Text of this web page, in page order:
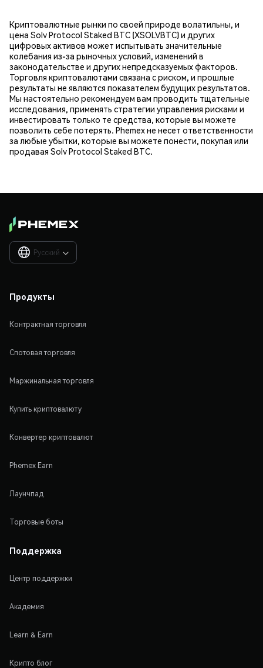
Криптовалютные рынки по своей природе волатильны, и
цена Solv Protocol Staked BTC (XSOLVBTC) и других
цифровых активов может испытывать значительные
колебания из-за рыночных условий, изменений в
законодательстве и других непредсказуемых факторов.
Торговля криптовалютами связана с риском, и прошлые
результаты не являются показателем будущих результатов.
Мы настоятельно рекомендуем вам проводить тщательные
исследования, применять стратегии управления рисками и
инвестировать только те средства, которые вы можете
позволить себе потерять. Phemex не несет ответственности
за любые убытки, которые вы можете понести, покупая или
продавая Solv Protocol Staked BTC.
Русский 
Продукты
Контрактная торговля
Спотовая торговля
Маржинальная торговля
Купить криптовалюту
Конвертер криптовалют
Phemex Earn
Лаунчпад
Торговые боты
Поддержка
Центр поддержки
Академия
Learn & Earn
Крипто блог